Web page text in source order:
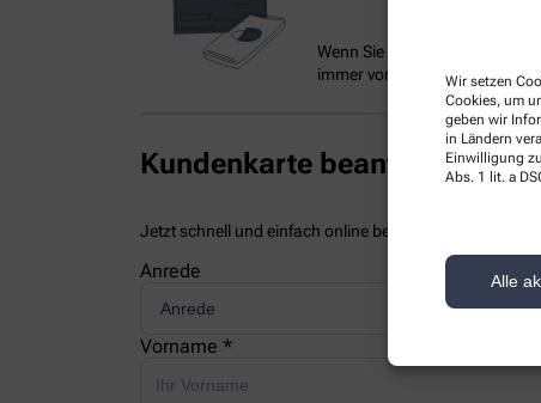
Wir setzen
Cookies, um
geben wir
in Ländern
Einwilligung
Abs. 1 lit. a
Alle
Wenn Sie einen Ausweis
immer vorzeigen.
Kundenkarte beantragen
Jetzt schnell und einfach online beantragen und beim
Anrede
Vorname *